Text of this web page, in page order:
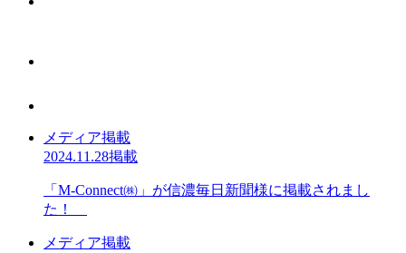
メディア掲載
2024.11.28掲載
「M-Connect㈱」が信濃毎日新聞様に掲載されまし
た！
メディア掲載